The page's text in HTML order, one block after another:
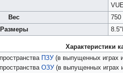
Вес
Размеры
Характеристики
ПЗУ(в выпущенных играх
ОЗУ(в выпущенных играх